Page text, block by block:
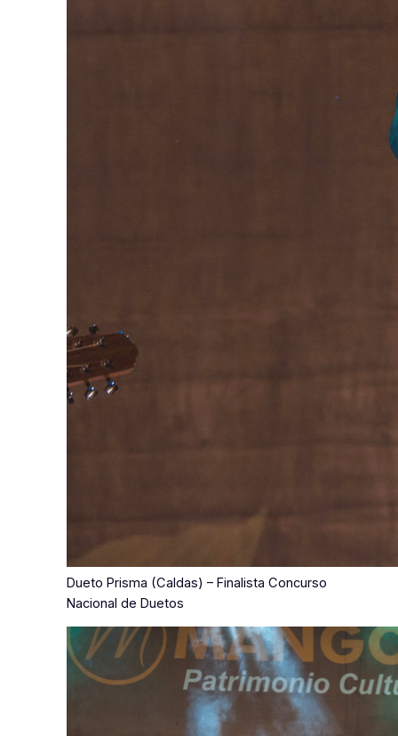
Dueto Prisma (Caldas) – Finalista Concurso
Nacional de Duetos